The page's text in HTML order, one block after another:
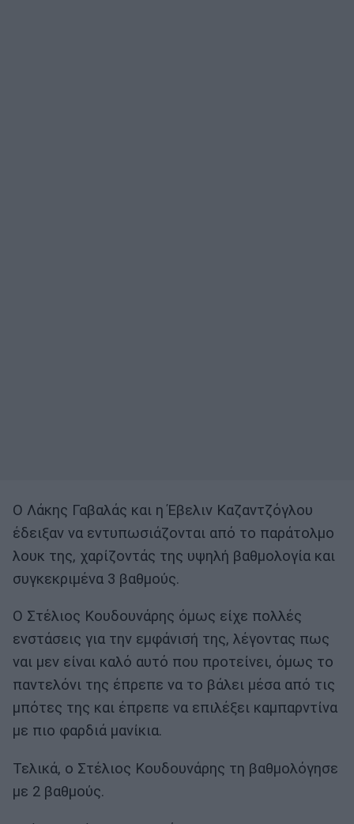
Ο Λάκης Γαβαλάς και η Έβελιν Καζαντζόγλου
έδειξαν να εντυπωσιάζονται από το παράτολμο
λουκ της, χαρίζοντάς της υψηλή βαθμολογία και
συγκεκριμένα 3 βαθμούς.
Ο Στέλιος Κουδουνάρης όμως είχε πολλές
ενστάσεις για την εμφάνισή της, λέγοντας πως
ναι μεν είναι καλό αυτό που προτείνει, όμως το
παντελόνι της έπρεπε να το βάλει μέσα από τις
μπότες της και έπρεπε να επιλέξει καμπαρντίνα
με πιο φαρδιά μανίκια.
Τελικά, ο Στέλιος Κουδουνάρης τη βαθμολόγησε
με 2 βαθμούς.